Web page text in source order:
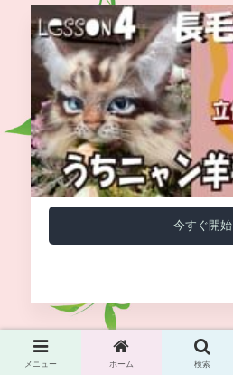
今すぐ開始
メニュー ホーム 検索